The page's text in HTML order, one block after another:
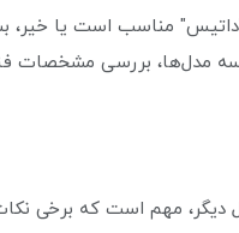
مناسب است یا خیر،
مدل‌ها، بررسی مشخصات
دیگر، مهم است که برخی